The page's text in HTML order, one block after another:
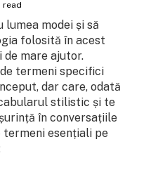
read
lumea modei și să
folosită în acest
de mare ajutor.
termeni specifici
dar care, odată
stilistic și te
în conversațiile
termeni esențiali pe